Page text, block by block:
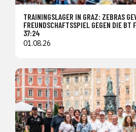
TRAININGSLAGER IN GRAZ: ZEBRAS
FREUNDSCHAFTSSPIEL GEGEN DIE BT
37:24
01.08.26